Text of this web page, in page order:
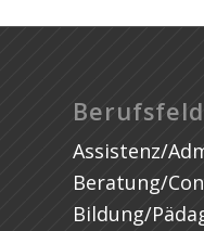
Assistenz/
Beratung/
Bildung/